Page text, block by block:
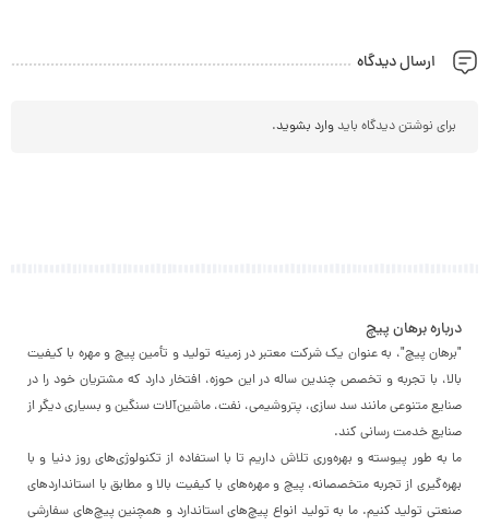
ارسال دیدگاه
برای نوشتن دیدگاه بایدوارد بشوید.
درباره برهان پیچ
"برهان پیچ"، به عنوان یک شرکت معتبر در زمینه تولید و تأمین پیچ و مهره با کیفیت
بالا، با تجربه و تخصص چندین ساله در این حوزه، افتخار دارد که مشتریان خود را در
صنایع متنوعی مانند سد سازی، پتروشیمی، نفت، ماشین‌آلات سنگین و بسیاری دیگر از
صنایع خدمت رسانی کند.
ما به طور پیوسته و بهره‌وری تلاش داریم تا با استفاده از تکنولوژی‌های روز دنیا و با
بهره‌گیری از تجربه متخصصانه، پیچ و مهره‌های با کیفیت بالا و مطابق با استانداردهای
صنعتی تولید کنیم. ما به تولید انواع پیچ‌های استاندارد و همچنین پیچ‌های سفارشی